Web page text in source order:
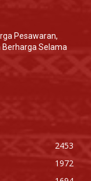
Pesawaran,
Selama
2453
1972